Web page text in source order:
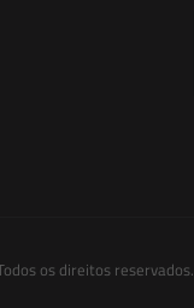
os direitos reservados.